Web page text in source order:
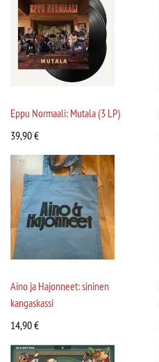
Eppu Normaali: Mutala (3 LP)
39,90€
Aino ja Hajonneet: sininen
kangaskassi
14,90€